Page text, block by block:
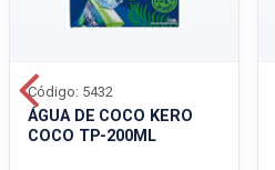
ÁGUA DE COCO KERO
COCO TP-200ML
Código: 5432